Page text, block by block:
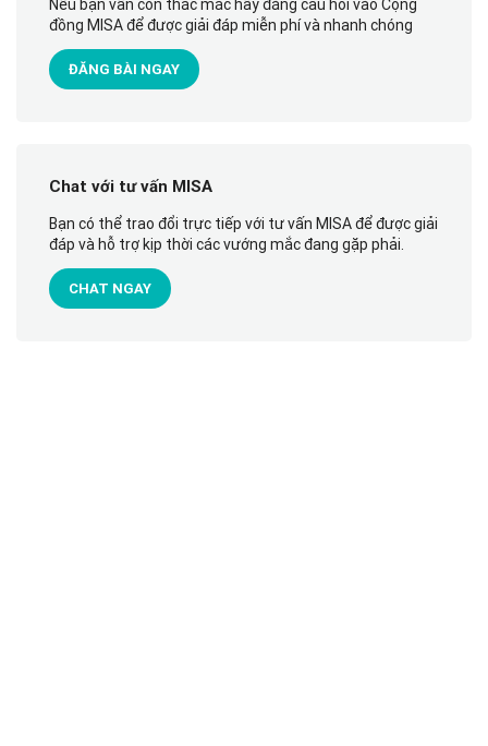
Nếu bạn vẫn còn thắc mắc hãy đăng câu hỏi vào Cộng
đồng MISA để được giải đáp miễn phí và nhanh chóng
ĐĂNG BÀI NGAY
Chat với tư vấn MISA
Bạn có thể trao đổi trực tiếp với tư vấn MISA để được giải
đáp và hỗ trợ kịp thời các vướng mắc đang gặp phải.
CHAT NGAY